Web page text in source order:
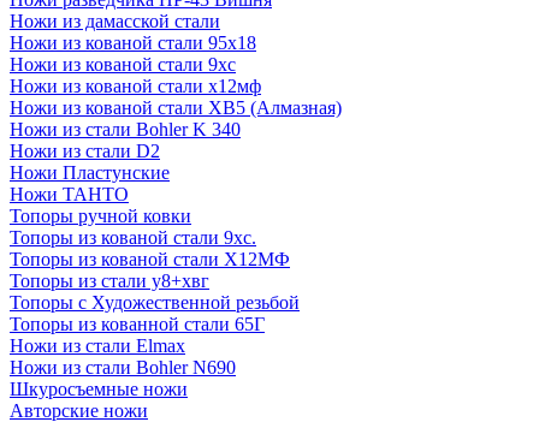
Ножи из дамасской стали
Ножи из кованой стали 95х18
Ножи из кованой стали 9хс
Ножи из кованой стали х12мф
Ножи из кованой стали ХВ5 (Алмазная)
Ножи из стали Bohler K 340
Ножи из стали D2
Ножи Пластунские
Ножи ТАНТО
Топоры ручной ковки
Топоры из кованой стали 9хс.
Топоры из кованой стали Х12МФ
Топоры из стали у8+хвг
Топоры с Художественной резьбой
Топоры из кованной стали 65Г
Ножи из стали Elmax
Ножи из стали Bohler N690
Шкуросъемные ножи
Авторские ножи